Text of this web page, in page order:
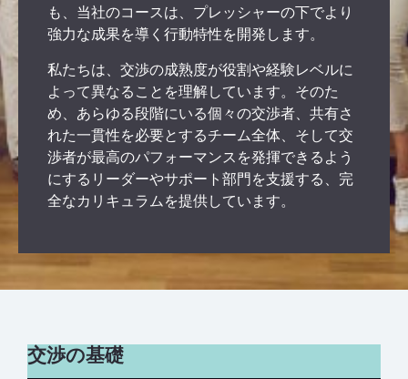
も、当社のコースは、プレッシャーの下でより
強力な成果を導く行動特性を開発します。
私たちは、交渉の成熟度が役割や経験レベルに
よって異なることを理解しています。そのた
め、あらゆる段階にいる個々の交渉者、共有さ
れた一貫性を必要とするチーム全体、そして交
渉者が最高のパフォーマンスを発揮できるよう
にするリーダーやサポート部門を支援する、完
全なカリキュラムを提供しています。
交渉の基礎